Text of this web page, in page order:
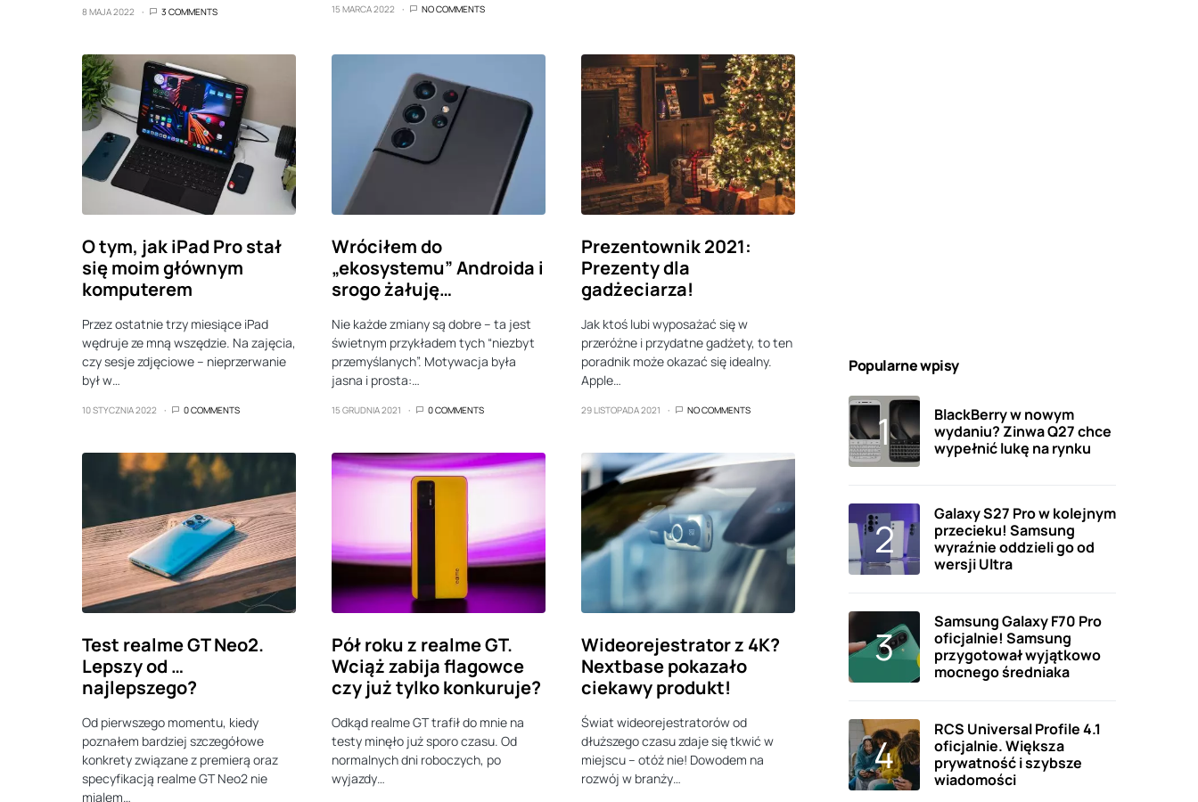
8 MAJA 2022 3 COMMENTS 15 MARCA 2022 NO COMMENTS
O tym, jak iPad Pro stał
się moim głównym
komputerem
Przez ostatnie trzy miesiące iPad
wędruje ze mną wszędzie. Na zajęcia,
czy sesje zdjęciowe – nieprzerwanie
był w…
10 STYCZNIA 2022 0 COMMENTS
Wróciłem do
„ekosystemu” Androida i
srogo żałuję…
Nie każde zmiany są dobre – ta jest
świetnym przykładem tych “niezbyt
przemyślanych”. Motywacja była
jasna i prosta:…
15 GRUDNIA 2021 0 COMMENTS
Prezentownik 2021:
Prezenty dla
gadżeciarza!
Jak ktoś lubi wyposażać się w
przeróżne i przydatne gadżety, to ten
poradnik może okazać się idealny.
Apple…
29 LISTOPADA 2021 NO COMMENTS
Test realme GT Neo2.
Lepszy od …
najlepszego?
Od pierwszego momentu, kiedy
poznałem bardziej szczegółowe
konkrety związane z premierą oraz
specyfikacją realme GT Neo2 nie
mialem…
Pół roku z realme GT.
Wciąż zabija flagowce
czy już tylko konkuruje?
Odkąd realme GT trafił do mnie na
testy minęło już sporo czasu. Od
normalnych dni roboczych, po
wyjazdy…
Wideorejestrator z 4K?
Nextbase pokazało
ciekawy produkt!
Świat wideorejestratorów od
dłuższego czasu zdaje się tkwić w
miejscu – otóż nie! Dowodem na
rozwój w branży…
Popularne wpisy
BlackBerry w nowym
wydaniu? Zinwa Q27 chce
wypełnić lukę na rynku
Galaxy S27 Pro w kolejnym
przecieku! Samsung
wyraźnie oddzieli go od
wersji Ultra
Samsung Galaxy F70 Pro
oficjalnie! Samsung
przygotował wyjątkowo
mocnego średniaka
RCS Universal Profile 4.1
oficjalnie. Większa
prywatność i szybsze
wiadomości